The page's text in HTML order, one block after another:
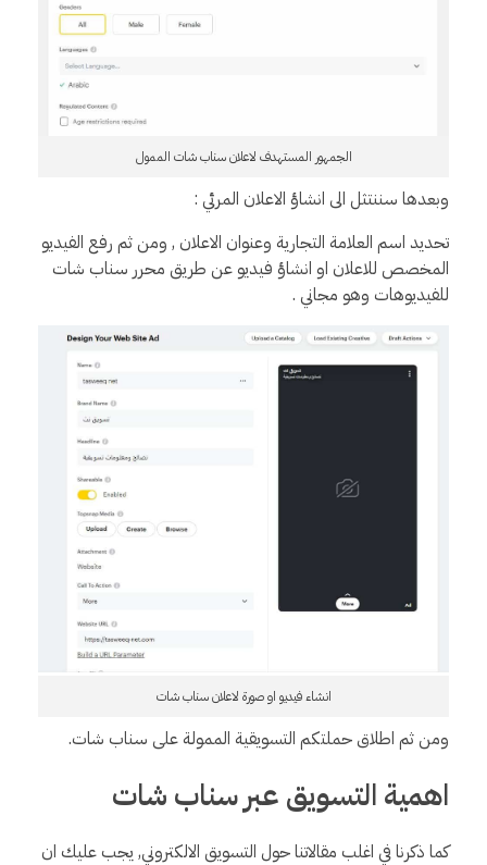
الجمهور المستهدف لاعلان سناب شات الممول
وبعدها سننتثل الى انشاؤ الاعلان المرئي :
تحديد اسم العلامة التجارية وعنوان الاعلان , ومن ثم رفع الفيديو
المخصص للاعلان او انشاؤ فيديو عن طريق محرر سناب شات
للفيديوهات وهو مجاني .
انشاء فيديو او صورة لاعلان سناب شات
ومن ثم اطلاق حملتكم التسويقية الممولة على سناب شات.
اهمية التسويق عبر سناب شات
كما ذكرنا في اغلب مقالاتنا حول التسويق الالكتروني, يجب عليك ان